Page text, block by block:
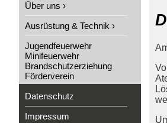
Über uns ›
Ausrüstung & Technik ›
Jugendfeuerwehr
Minifeuerwehr
Brandschutzerziehung
Förderverein
Datenschutz
Impressum